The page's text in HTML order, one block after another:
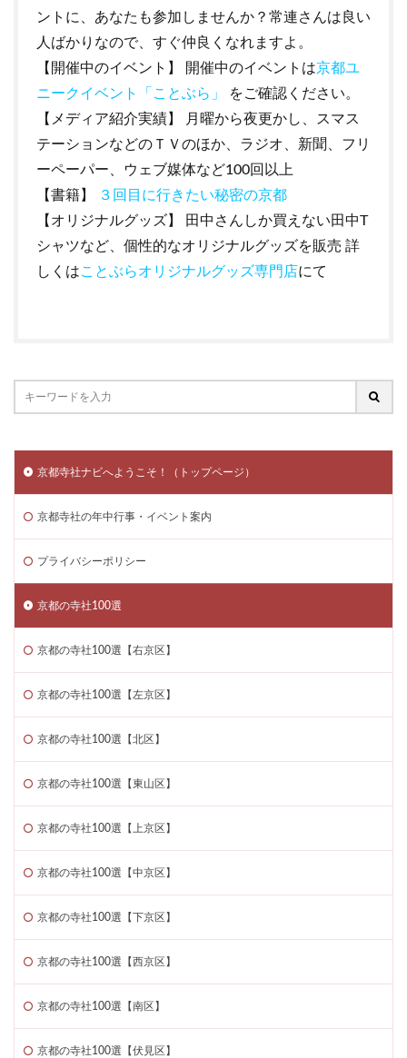
ントに、あなたも参加しませんか？常連さんは良い
人ばかりなので、すぐ仲良くなれますよ。
【開催中のイベント】 開催中のイベントは京都ユ
ニークイベント「ことぶら」
をご確認ください。
【メディア紹介実績】 月曜から夜更かし、スマス
テーションなどのＴＶのほか、ラジオ、新聞、フリ
ーペーパー、ウェブ媒体など100回以上
【書籍】
３回目に行きたい秘密の京都
【オリジナルグッズ】 田中さんしか買えない田中T
シャツなど、個性的なオリジナルグッズを販売 詳
しくはことぶらオリジナルグッズ専門店にて
京都寺社ナビへようこそ！（トップページ）
京都寺社の年中行事・イベント案内
プライバシーポリシー
京都の寺社100選
京都の寺社100選【右京区】
京都の寺社100選【左京区】
京都の寺社100選【北区】
京都の寺社100選【東山区】
京都の寺社100選【上京区】
京都の寺社100選【中京区】
京都の寺社100選【下京区】
京都の寺社100選【西京区】
京都の寺社100選【南区】
京都の寺社100選【伏見区】